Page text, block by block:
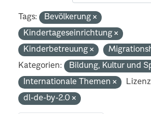
Tags:
Bevölkerung
Kindertageseinrichtung
Kinderbetreuung
Kategorien:
Bildung, Kultur und
Internationale Themen
dl-de-by-2.0